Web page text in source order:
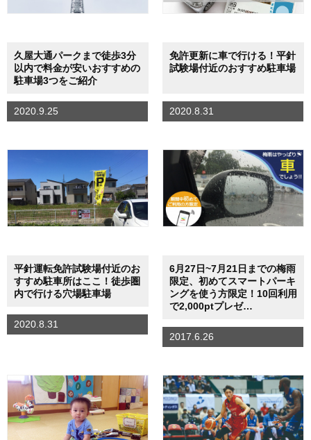
久屋大通パークまで徒歩3分
以内で料金が安いおすすめの
駐車場3つをご紹介
2020.9.25
免許更新に車で行ける！平針
試験場付近のおすすめ駐車場
2020.8.31
平針運転免許試験場付近のお
すすめ駐車所はここ！徒歩圏
内で行ける穴場駐車場
2020.8.31
6月27日~7月21日までの梅雨
限定、初めてスマートパーキ
ングを使う方限定！10回利用
で2,000ptプレゼ…
2017.6.26